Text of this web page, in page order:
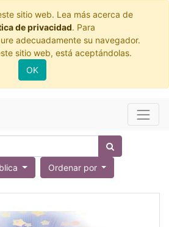
sitio web. Lea más acerca de
de privacidad. Para
adecuadamente su navegador.
sitio web, está aceptándolas.
OK
Ordenar por